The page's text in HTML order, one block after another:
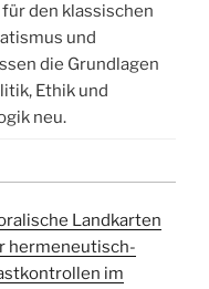
den klassischen
und
die Grundlagen
Ethik und
neu.
Landkarten
hermeneutisch-
im